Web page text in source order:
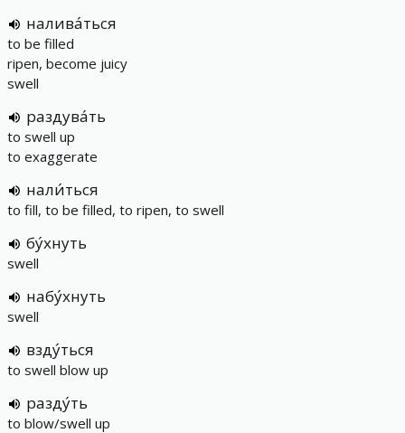
налива́ться
to be filled
ripen, become juicy
swell
раздува́ть
to swell up
to exaggerate
нали́ться
to fill, to be filled, to ripen, to swell
бу́хнуть
swell
набу́хнуть
swell
взду́ться
to swell blow up
разду́ть
to blow/swell up